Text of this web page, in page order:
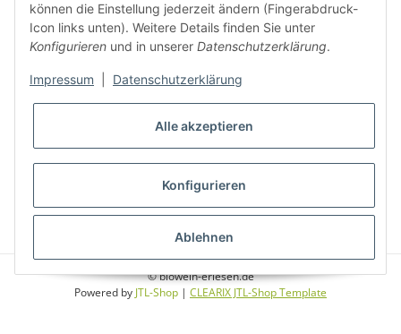
können die Einstellung jederzeit ändern (Fingerabdruck-
Icon links unten). Weitere Details finden Sie unter
Konfigurieren und in unserer Datenschutzerklärung.
Impressum Datenschutzerklärung
Alle akzeptieren
Konfigurieren
Ablehnen
Weiße Rebsorten
Rote Rebsorten
* Alle Preise inkl. gesetzlicher USt., zzgl.Versand
© biowein-erlesen.de
Powered by JTL-Shop | CLEARIX JTL-Shop Template